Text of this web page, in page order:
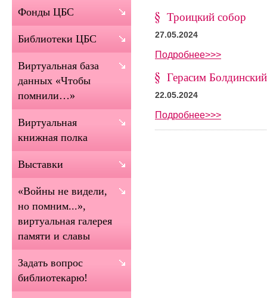
Троицкий собор
27.05.2024
Подробнее>>>
Герасим Болдинский
22.05.2024
Подробнее>>>
Фонды ЦБС
Библиотеки ЦБС
Виртуальная база
данных «Чтобы
помнили…»
Виртуальная
книжная полка
Выставки
«Войны не видели,
но помним...»,
виртуальная галерея
памяти и славы
Задать вопрос
библиотекарю!